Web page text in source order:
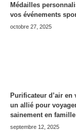
Médailles
vos événements
octobre 27, 2025
Purificateur d’air en
un allié pour
sainement en famille
septembre 12, 2025